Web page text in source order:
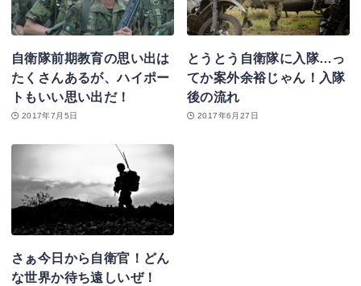
自衛隊前期教育の思い出は
たくさんあるが、ハイポー
トもいい思い出だ！
2017年7月5日
とうとう自衛隊に入隊…っ
てか案外余裕じゃん！入隊
後の流れ
2017年6月27日
さぁ今日から自衛官！どん
な世界か待ち遠しいぜ！